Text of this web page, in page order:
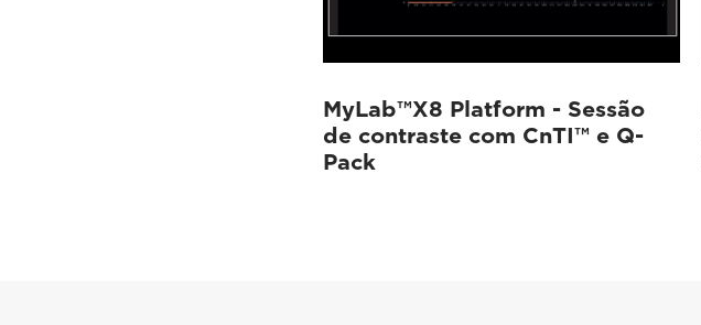
MyLab™X8 Platform - Sessão
de contraste com CnTI™ e Q-
Pack